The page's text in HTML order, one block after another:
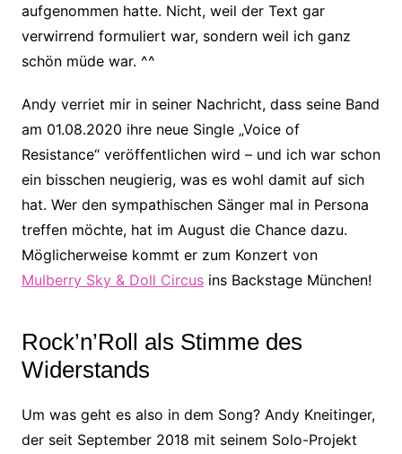
aufgenommen hatte. Nicht, weil der Text gar
verwirrend formuliert war, sondern weil ich ganz
schön müde war. ^^
Andy verriet mir in seiner Nachricht, dass seine Band
am 01.08.2020 ihre neue Single „Voice of
Resistance“ veröffentlichen wird – und ich war schon
ein bisschen neugierig, was es wohl damit auf sich
hat. Wer den sympathischen Sänger mal in Persona
treffen möchte, hat im August die Chance dazu.
Möglicherweise kommt er zum Konzert von
Mulberry Sky & Doll Circusins Backstage München!
Rock’n’Roll als Stimme des
Widerstands
Um was geht es also in dem Song? Andy Kneitinger,
der seit September 2018 mit seinem Solo-Projekt